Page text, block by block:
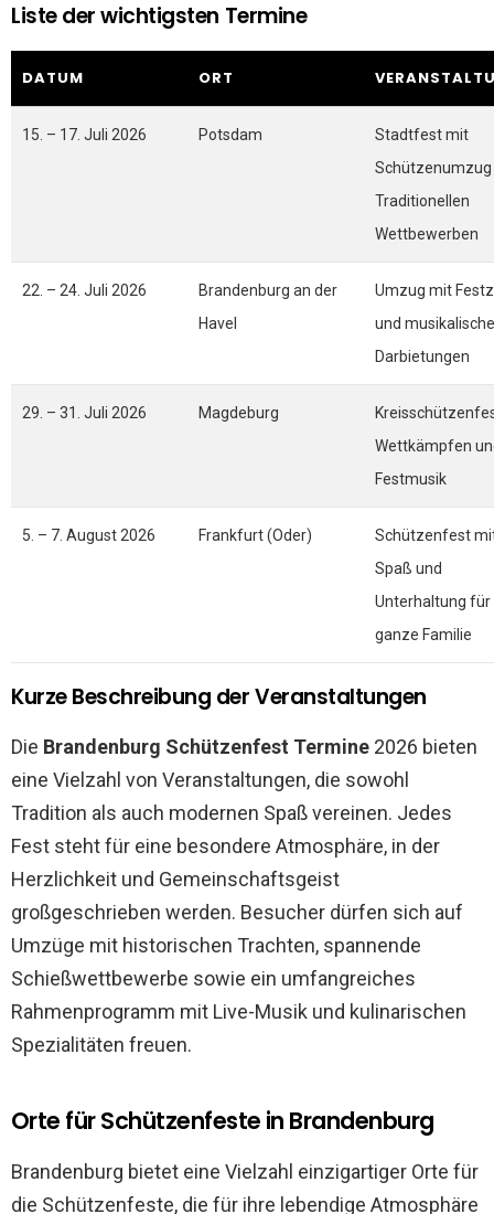
Liste der wichtigsten Termine
DATUM ORT
15. – 17. Juli 2026 Potsdam
Stadtfest mit
Schützenumzug
Traditionellen
Wettbewerben
22. – 24. Juli 2026
Brandenburg an der
Havel
Umzug mit
und
Darbietungen
29. – 31. Juli 2026 Magdeburg
Wettkämpfen
Festmusik
5. – 7. August 2026 Frankfurt (Oder)
Schützenfest
Spaß und
Unterhaltung für
ganze Familie
Kurze Beschreibung der Veranstaltungen
Die Brandenburg Schützenfest Termine 2026 bieten
eine Vielzahl von Veranstaltungen, die sowohl
Tradition als auch modernen Spaß vereinen. Jedes
Fest steht für eine besondere Atmosphäre, in der
Herzlichkeit und Gemeinschaftsgeist
großgeschrieben werden. Besucher dürfen sich auf
Umzüge mit historischen Trachten, spannende
Schießwettbewerbe sowie ein umfangreiches
Rahmenprogramm mit Live-Musik und kulinarischen
Spezialitäten freuen.
Orte für Schützenfeste in Brandenburg
Brandenburg bietet eine Vielzahl einzigartiger Orte für
die Schützenfeste, die für ihre lebendige Atmosphäre